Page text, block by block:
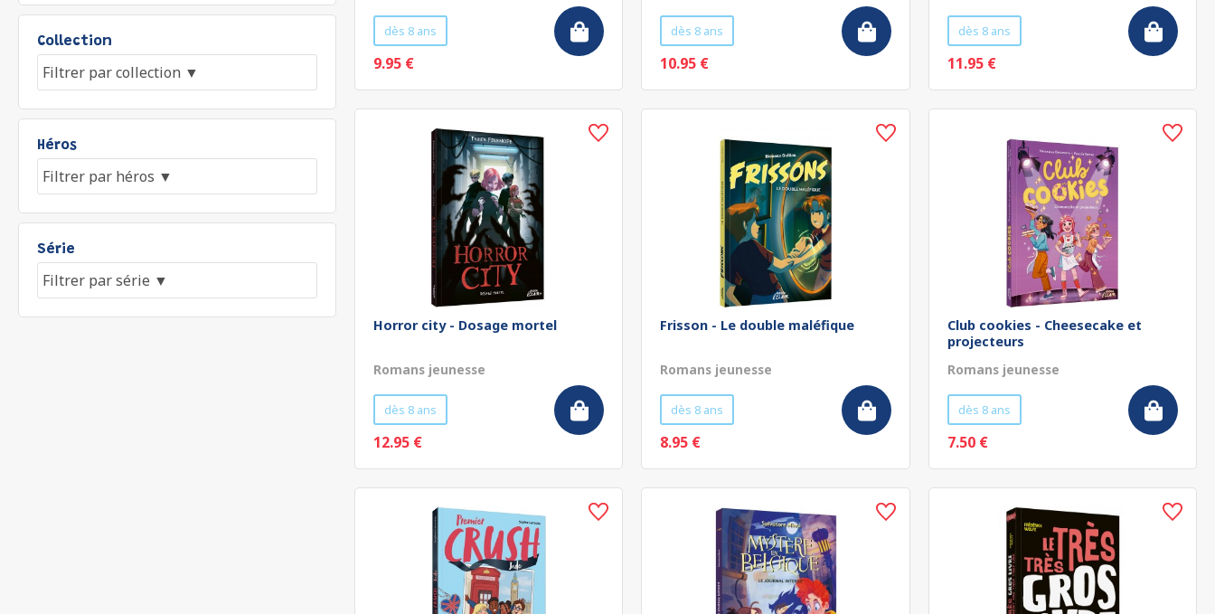
Collection
Héros
Série
dès 8 ans
9.95 €
dès 8 ans
10.95 €
dès 8 ans
11.95 €
Horror city - Dosage mortel
Romans jeunesse
dès 8 ans
12.95 €
Frisson - Le double maléfique
Romans jeunesse
dès 8 ans
8.95 €
Club cookies - Cheesecake et
projecteurs
Romans jeunesse
dès 8 ans
7.50 €